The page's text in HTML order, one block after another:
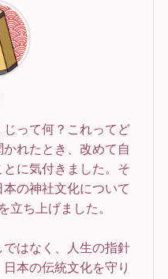
って何？これってど
れたとき、改めて自
に気付きました。そ
の神社文化について
立ち上げました。
はなく、人生の指針
本の伝統文化を守り